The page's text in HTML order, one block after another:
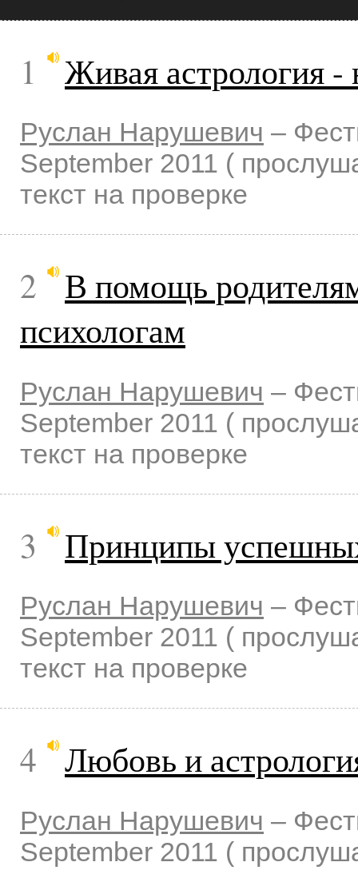
1 Живая астрология -
Руслан Нарушевич –
September 2011 (
текст на проверке
2
В помощь
психологам
Руслан Нарушевич –
September 2011 (
текст на проверке
3 Принципы
Руслан Нарушевич –
September 2011 (
текст на проверке
4 Любовь и
Руслан Нарушевич –
September 2011 (